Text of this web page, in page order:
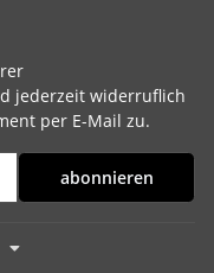
jederzeit widerruflich
per E-Mail zu.
abonnieren